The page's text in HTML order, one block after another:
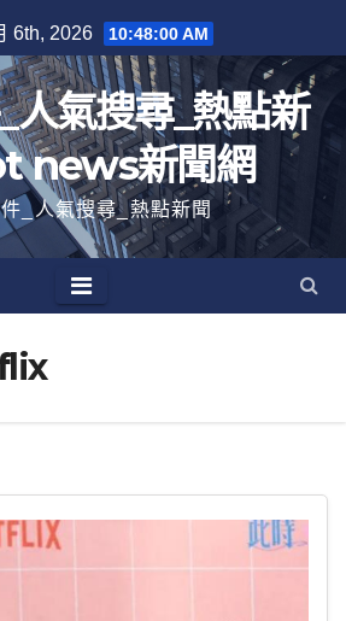
6th, 2026 10:48:01 AM
人氣搜尋_熱點新
news新聞網
_人氣搜尋_熱點新聞